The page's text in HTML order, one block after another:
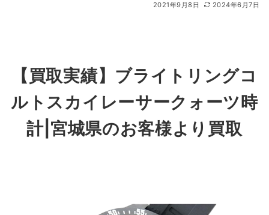
2021年9月8日 2024年6月7日
【買取実績】ブライトリングコ
ルトスカイレーサークォーツ時
計|宮城県のお客様より買取